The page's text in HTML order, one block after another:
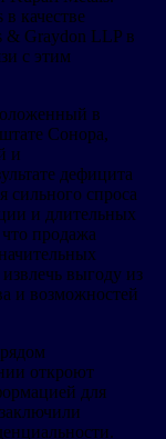
качестве
& Graydon LLP в
с этим
в
Сонора,
и
дефицита
сильного спроса
и длительных
что продажа
выгоду из
и возможностей
откроют
для